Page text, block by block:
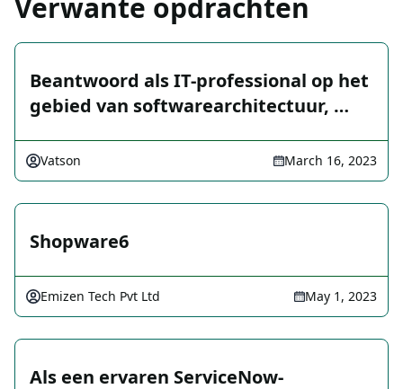
Verwante opdrachten
Beantwoord als IT-professional op het
gebied van softwarearchitectuur, …
Vatson March 16, 2023
Shopware6
Emizen Tech Pvt Ltd May 1, 2023
Als een ervaren ServiceNow-